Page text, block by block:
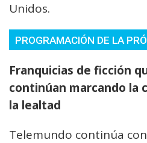
Unidos.
PROGRAMACIÓN DE LA
Franquicias de ficción
continúan marcando la
la lealtad
Telemundo continúa